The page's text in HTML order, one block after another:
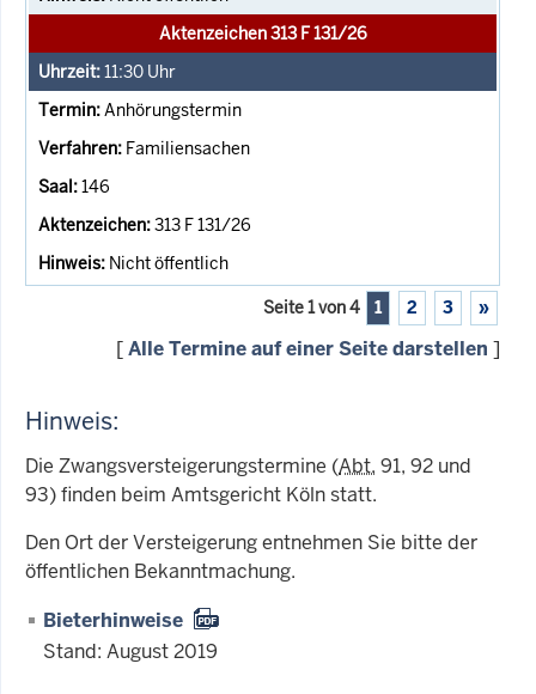
Aktenzeichen 313 F 131/26
11:30 Uhr
Anhörungstermin
Familiensachen
146
313 F 131/26
Nicht öffentlich
Seite 1 von 4 1 2 3 »
[Alle Termine auf einer Seite darstellen ]
Hinweis:
Die Zwangsversteigerungstermine (Abt. 91, 92 und
93) finden beim Amtsgericht Köln statt.
Den Ort der Versteigerung entnehmen Sie bitte der
öffentlichen Bekanntmachung.
Bieterhinweise
Stand: August 2019